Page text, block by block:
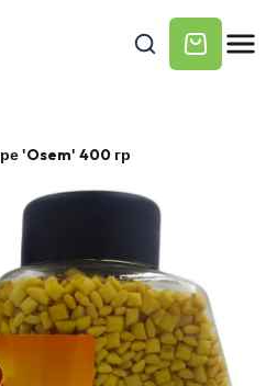
'Osem' 400 гр